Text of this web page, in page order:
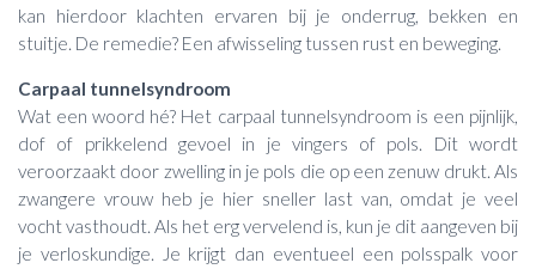
kan hierdoor klachten ervaren bij je onderrug, bekken en
stuitje. De remedie? Een afwisseling tussen rust en beweging.
Carpaal tunnelsyndroom
Wat een woord hé? Het carpaal tunnelsyndroom is een pijnlijk,
dof of prikkelend gevoel in je vingers of pols. Dit wordt
veroorzaakt door zwelling in je pols die op een zenuw drukt. Als
zwangere vrouw heb je hier sneller last van, omdat je veel
vocht vasthoudt. Als het erg vervelend is, kun je dit aangeven bij
je verloskundige. Je krijgt dan eventueel een polsspalk voor